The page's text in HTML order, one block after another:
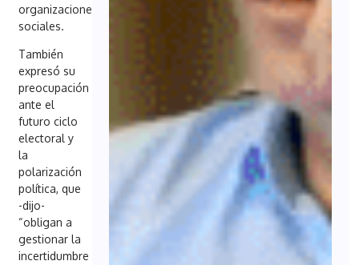
organizaciones
sociales.
También
expresó su
preocupación
ante el
futuro ciclo
electoral y
la
polarización
política, que
-dijo-
“obligan a
gestionar la
incertidumbre